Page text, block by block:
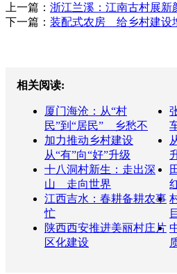
上一篇： 浙江兰溪：江南古村展新
下一篇： 装配式农房 给乡村建设
相关阅读:
厦门海沧：从“村
民”到“居民” 乡愁不
加力推动乡村建设
从“有”向“好”升级
十八洞村新生：走出深
山 走向世界
江西吉水：春耕备耕农事
忙
目
陕西西安推进美丽村庄片
区化建设